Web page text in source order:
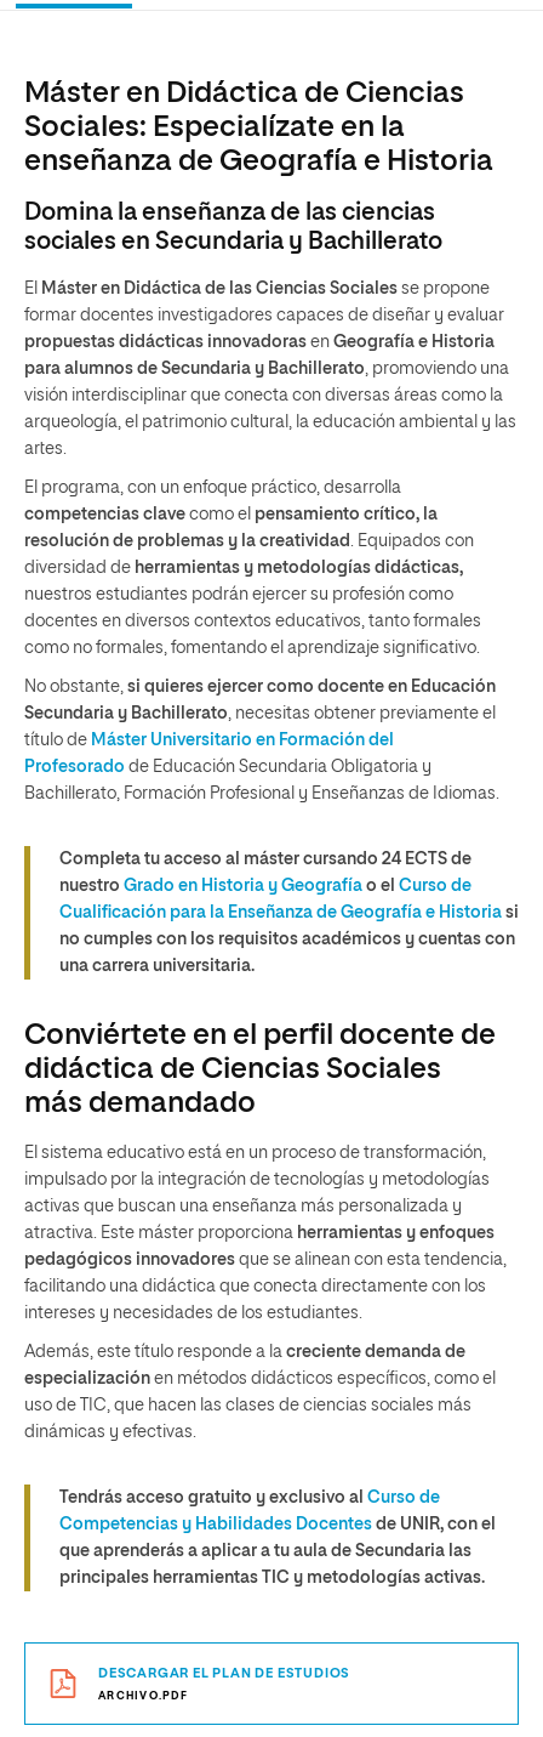
Máster en Didáctica de Ciencias
Sociales: Especialízate en la
enseñanza de Geografía e Historia
Domina la enseñanza de las ciencias
sociales en Secundaria y Bachillerato
El Máster en Didáctica de las Ciencias Sociales se propone
formar docentes investigadores capaces de diseñar y evaluar
propuestas didácticas innovadoras en Geografía e Historia
para alumnos de Secundaria y Bachillerato, promoviendo una
visión interdisciplinar que conecta con diversas áreas como la
arqueología, el patrimonio cultural, la educación ambiental y las
artes.
El programa, con un enfoque práctico, desarrolla
competencias clave como el pensamiento crítico, la
resolución de problemas y la creatividad . Equipados con
diversidad de herramientas y metodologías didácticas,
nuestros estudiantes podrán ejercer su profesión como
docentes en diversos contextos educativos, tanto formales
como no formales, fomentando el aprendizaje significativo.
No obstante, si quieres ejercer como docente en Educación
Secundaria y Bachillerato, necesitas obtener previamente el
título de Máster Universitario en Formación del
Profesorado de Educación Secundaria Obligatoria y
Bachillerato, Formación Profesional y Enseñanzas de Idiomas.
Completa tu acceso al máster cursando 24 ECTS de
nuestro Grado en Historia y Geografía o el Curso de
Cualificación para la Enseñanza de Geografía e Historia si
no cumples con los requisitos académicos y cuentas con
una carrera universitaria.
Conviértete en el perfil docente de
didáctica de Ciencias Sociales
más demandado
El sistema educativo está en un proceso de transformación,
impulsado por la integración de tecnologías y metodologías
activas que buscan una enseñanza más personalizada y
atractiva. Este máster proporciona herramientas y enfoques
pedagógicos innovadores que se alinean con esta tendencia,
facilitando una didáctica que conecta directamente con los
intereses y necesidades de los estudiantes.
Además, este título responde a la creciente demanda de
especialización en métodos didácticos específicos, como el
uso de TIC, que hacen las clases de ciencias sociales más
dinámicas y efectivas.
Tendrás acceso gratuito y exclusivo al Curso de
Competencias y Habilidades Docentes de UNIR, con el
que aprenderás a aplicar a tu aula de Secundaria las
principales herramientas TIC y metodologías activas.
DESCARGAR EL PLAN DE ESTUDIOS
ARCHIVO.PDF